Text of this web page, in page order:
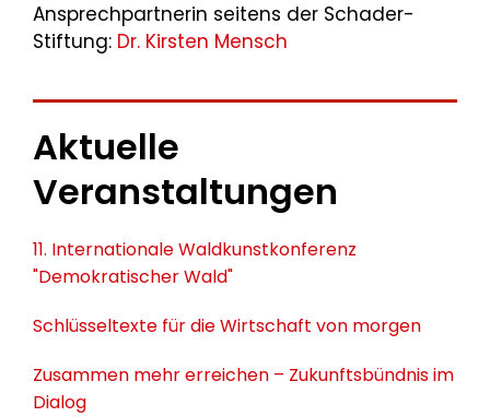
Ansprechpartnerin seitens der Schader-
Stiftung: Dr. Kirsten Mensch
Aktuelle
Veranstaltungen
11. Internationale Waldkunstkonferenz
"Demokratischer Wald"
Schlüsseltexte für die Wirtschaft von morgen
Zusammen mehr erreichen – Zukunftsbündnis im
Dialog